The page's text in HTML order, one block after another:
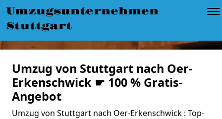
Umzugsunternehmen
Stuttgart
Umzug von Stuttgart nach Oer-
Erkenschwick ☛ 100 % Gratis-
Angebot
Umzug von Stuttgart nach Oer-Erkenschwick : Top-